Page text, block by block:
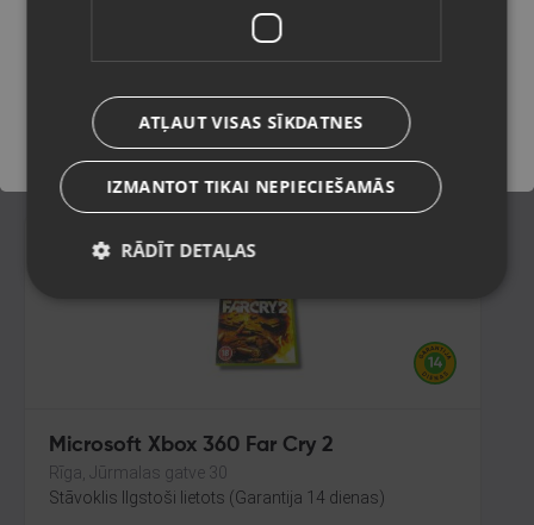
Rīga, Aleksandra Čaka iela 108-601
Stāvoklis Lietots (Garantija 6 mēneši)
€
Microsoft Xbox 360 Far Cry 2
Rīga, Jūrmalas gatve 30
Stāvoklis Ilgstoši lietots (Garantija 14 dienas)
Saglabāt
ATĻAUT VISAS SĪKDATNES
IZMANTOT TIKAI NEPIECIEŠAMĀS
RĀDĪT DETAĻAS